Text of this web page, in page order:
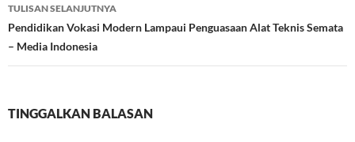
TULISAN SELANJUTNYA
Pendidikan Vokasi Modern Lampaui Penguasaan Alat Teknis Semata
– Media Indonesia
TINGGALKAN BALASAN